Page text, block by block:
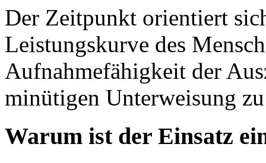
Der Zeitpunkt orientiert
Leistungskurve des
Aufnahmefähigkeit der
minütigen Unterweisung
Warum ist der Einsatz